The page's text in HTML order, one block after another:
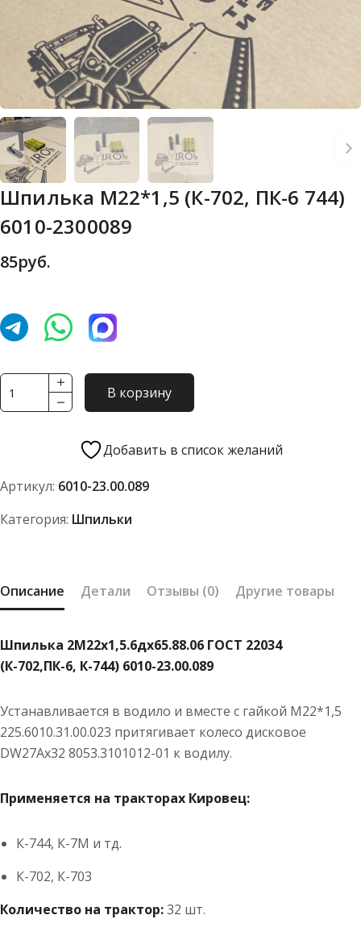
Шпилька М22*1,5 (К-702, ПК-6 744)
6010-2300089
85руб.
Количество
товара
ПК-6
6010-
В корзину
Добавить в список желаний
Артикул: 6010-23.00.089
Категория: Шпильки
Описание Детали Отзывы (0) Другие товары
Шпилька 2М22х1,5.6дх65.88.06 ГОСТ 22034
(К-702,ПК-6, К-744) 6010-23.00.089
Устанавливается в водило и вместе с гайкой М22*1,5
225.6010.31.00.023 притягивает колесо дисковое
DW27Ах32 8053.3101012-01 к водилу.
Применяется на тракторах Кировец:
К-744, К-7М и тд.
К-702, К-703
Количество на трактор:32 шт.